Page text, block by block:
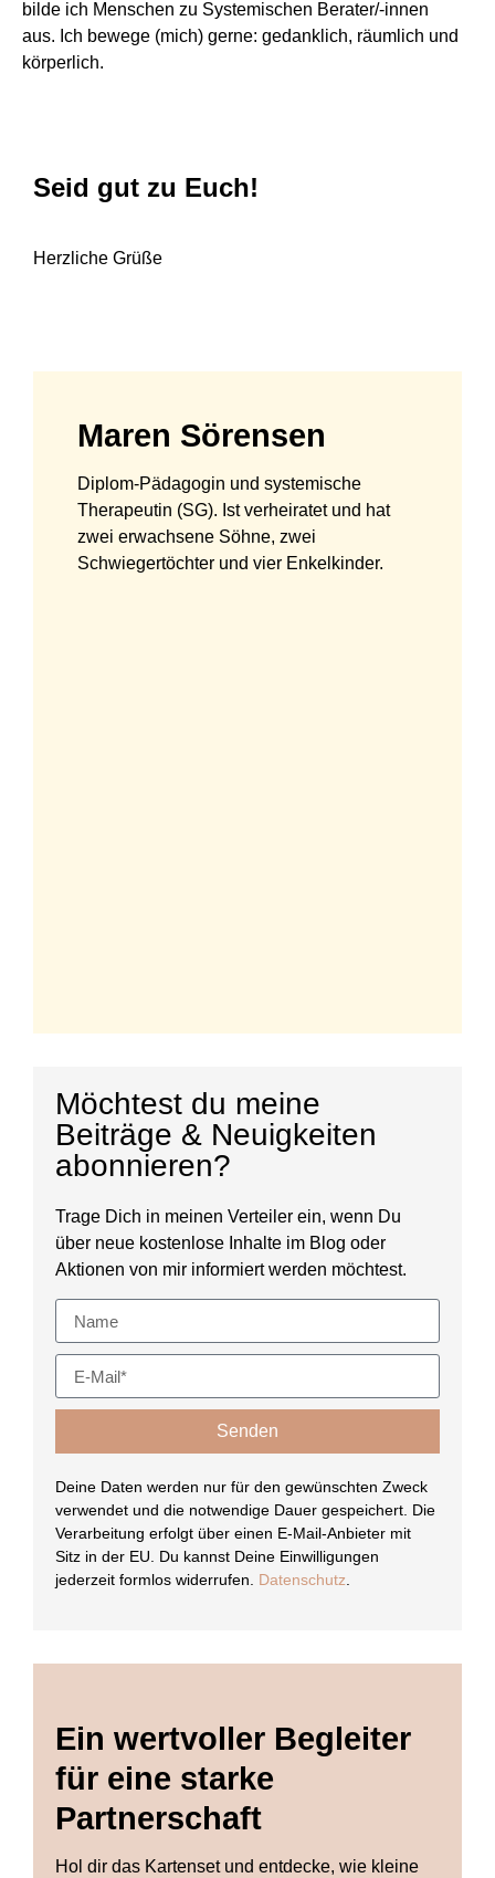
bilde ich Menschen zu Systemischen Berater/-innen
aus. Ich bewege (mich) gerne: gedanklich, räumlich und
körperlich.
Seid gut zu Euch!
Herzliche Grüße
Maren Sörensen
Diplom-Pädagogin und systemische
Therapeutin (SG). Ist verheiratet und hat
zwei erwachsene Söhne, zwei
Schwiegertöchter und vier Enkelkinder.
Möchtest du meine
Beiträge & Neuigkeiten
abonnieren?
Trage Dich in meinen Verteiler ein, wenn Du
über neue kostenlose Inhalte im Blog oder
Aktionen von mir informiert werden möchtest.
Senden
Deine Daten werden nur für den gewünschten Zweck
verwendet und die notwendige Dauer gespeichert. Die
Verarbeitung erfolgt über einen E-Mail-Anbieter mit
Sitz in der EU. Du kannst Deine Einwilligungen
jederzeit formlos widerrufen. Datenschutz.
Ein wertvoller Begleiter
für eine starke
Partnerschaft
Hol dir das Kartenset und entdecke, wie kleine